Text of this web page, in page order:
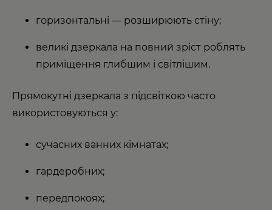
горизонтальні — розширюють стіну;
великі дзеркала на повний зріст роблять
приміщення глибшим і світлішим.
Прямокутні дзеркала з підсвіткою часто
використовуються у:
сучасних ванних кімнатах;
гардеробних;
передпокоях;